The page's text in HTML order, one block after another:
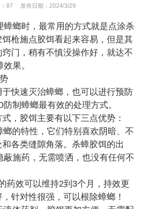
87 发布日期：2024/3/29
蟑螂时，最常用的方式就是点涂杀
枪施点胶饵看起来容易，但是其
门，稍有不慎没操作好，就达不
果。
快速灭治蟑螂，也可以进行预防
制蟑螂最有效的处理方式。
，胶饵主要有以下三点优势：
螂的特性，它们特别喜欢阴暗、不
各类缝隙角落。杀蟑胶饵的出
蔽施药，无需喷洒，也没有任何不
药效可以维持2到3个月，持效更
针对性很强，可以根除蟑螂！